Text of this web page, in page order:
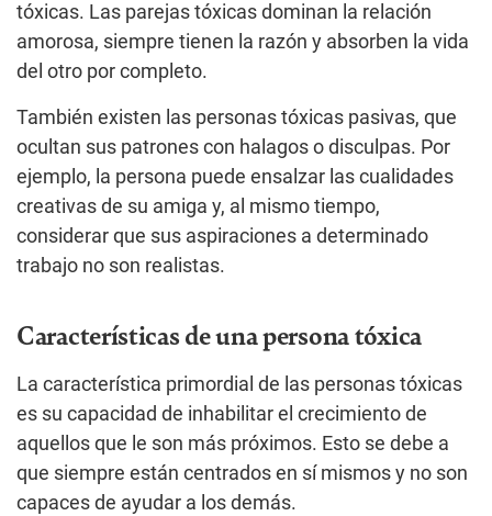
tóxicas. Las parejas tóxicas dominan la relación
amorosa, siempre tienen la razón y absorben la vida
del otro por completo.
También existen las personas tóxicas pasivas, que
ocultan sus patrones con halagos o disculpas. Por
ejemplo, la persona puede ensalzar las cualidades
creativas de su amiga y, al mismo tiempo,
considerar que sus aspiraciones a determinado
trabajo no son realistas.
Características de una persona tóxica
La característica primordial de las personas tóxicas
es su capacidad de inhabilitar el crecimiento de
aquellos que le son más próximos. Esto se debe a
que siempre están centrados en sí mismos y no son
capaces de ayudar a los demás.